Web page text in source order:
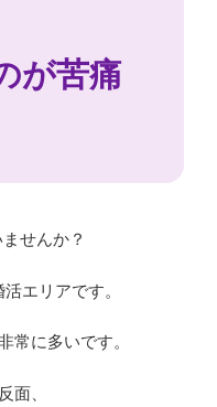
が苦痛
せんか？
エリアです。
常に多いです。
面、